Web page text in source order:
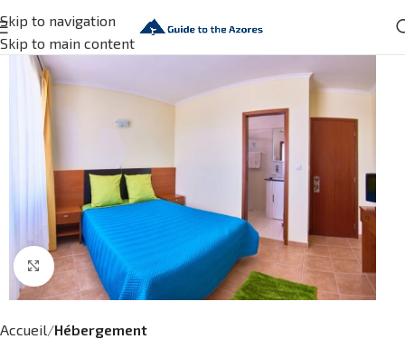
Skip to navigation
Skip to main content
Click to enlarge
Accueil Hébergement